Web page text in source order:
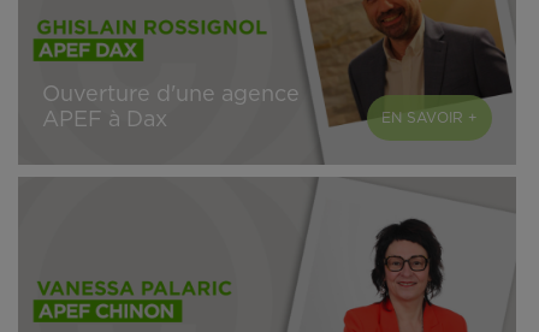
Ouverture d'une agence
APEF à Dax
EN SAVOIR +